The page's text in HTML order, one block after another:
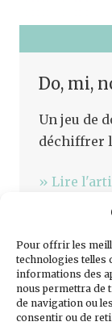
Pour offrir les
technologies telles
informations des
nous permettra de
de navigation ou
consentir ou de
Do, mi,
Un jeu de
déchiffrer
» Lire